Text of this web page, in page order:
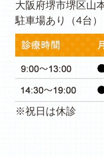
大阪府堺市堺区山
駐車場あり（4台）
※祝日は休診